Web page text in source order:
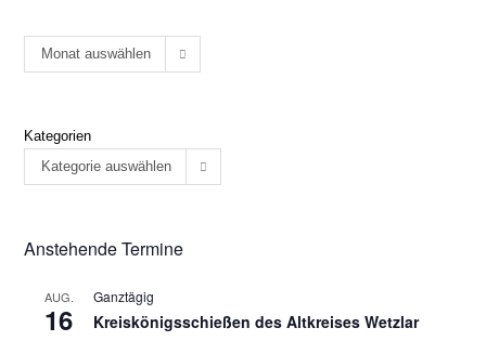
Monat auswählen
Kategorien
Kategorie auswählen
Anstehende Termine
AUG.
16
Ganztägig
Kreiskönigsschießen des Altkreises Wetzlar